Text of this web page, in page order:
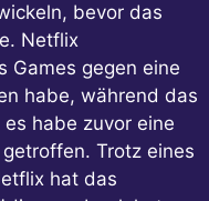
bevor das
Netflix
Games gegen eine
habe, während das
habe zuvor eine
Trotz eines
hat das